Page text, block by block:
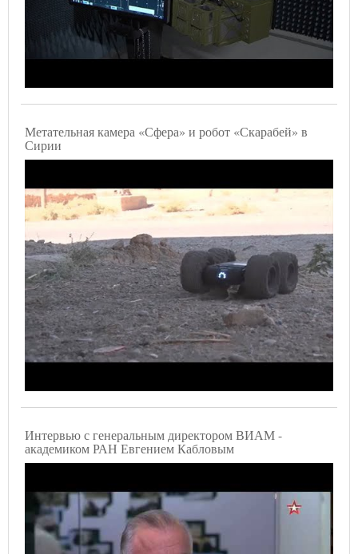
Метательная камера «Сфера» и робот «Скарабей» в
Сирии
Интервью с генеральным директором ВИАМ -
академиком РАН Евгением Кабловым